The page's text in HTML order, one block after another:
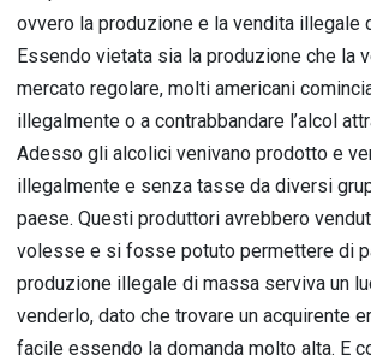
ovvero la produzione e la vendita illegale
Essendo vietata sia la produzione che la
mercato regolare, molti americani
illegalmente o a contrabbandare l’alcol
Adesso gli alcolici venivano prodotto e
illegalmente e senza tasse da diversi
paese. Questi produttori avrebbero
volesse e si fosse potuto permettere di
produzione illegale di massa serviva un
venderlo, dato che trovare un acquirente
facile essendo la domanda molto alta. E